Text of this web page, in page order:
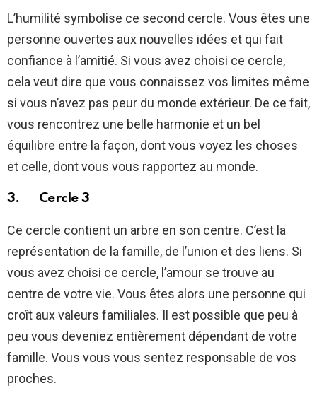
L’humilité symbolise ce second cercle. Vous êtes une
personne ouvertes aux nouvelles idées et qui fait
confiance à l’amitié. Si vous avez choisi ce cercle,
cela veut dire que vous connaissez vos limites même
si vous n’avez pas peur du monde extérieur. De ce fait,
vous rencontrez une belle harmonie et un bel
équilibre entre la façon, dont vous voyez les choses
et celle, dont vous vous rapportez au monde.
3. Cercle 3
Ce cercle contient un arbre en son centre. C’est la
représentation de la famille, de l’union et des liens. Si
vous avez choisi ce cercle, l’amour se trouve au
centre de votre vie. Vous êtes alors une personne qui
croît aux valeurs familiales. Il est possible que peu à
peu vous deveniez entièrement dépendant de votre
famille. Vous vous vous sentez responsable de vos
proches.